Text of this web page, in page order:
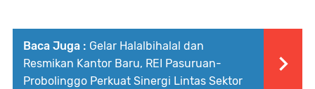
Baca Juga : Gelar Halalbihalal dan
Resmikan Kantor Baru, REI Pasuruan-
Probolinggo Perkuat Sinergi Lintas Sektor